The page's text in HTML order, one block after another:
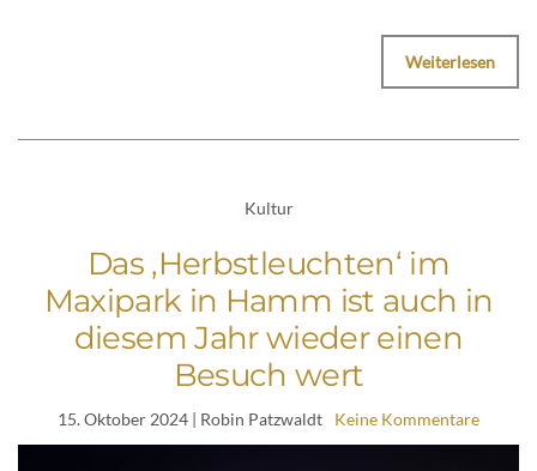
Weiterlesen
Kultur
Das ‚Herbstleuchten‘ im
Maxipark in Hamm ist auch in
diesem Jahr wieder einen
Besuch wert
15. Oktober 2024 | Robin Patzwaldt Keine Kommentare